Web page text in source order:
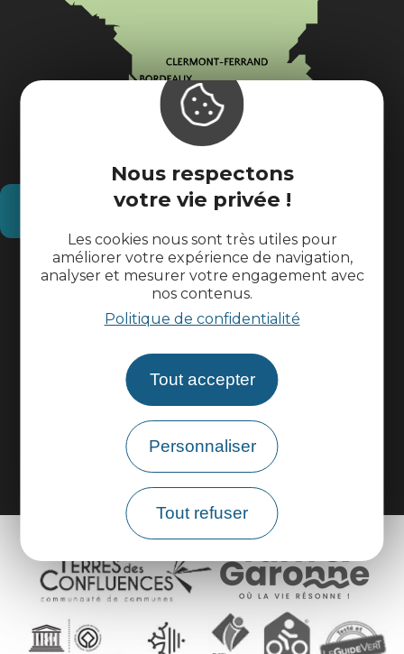
Nous respectons
votre vie privée !
Les cookies nous sont très utiles pour
améliorer votre expérience de navigation,
analyser et mesurer votre engagement avec
nos contenus.
Politique de confidentialité
Tout accepter
Personnaliser
Tout refuser
Comment venir ?
Informations pratiques
Espace pros
Espace groupes